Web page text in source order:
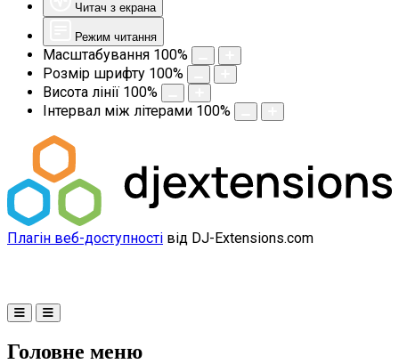
Читач з екрана
Режим читання
Масштабування 100%
Розмір шрифту 100%
Висота лінії 100%
Інтервал між літерами 100%
Плагін веб-доступності від DJ-Extensions.com
Головне меню